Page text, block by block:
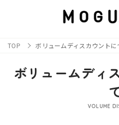
TOP ボリュームディスカウントに
ボリュームディ
VOLUME